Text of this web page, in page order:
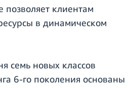
позволяет клиентам
в динамическом
семь новых классов
6-го поколения основаны